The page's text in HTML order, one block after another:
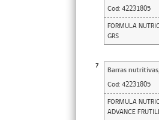
Cod: 42231805
FORMULA
GRS
7
Barras
Cod: 42231805
FORMULA
ADVANCE